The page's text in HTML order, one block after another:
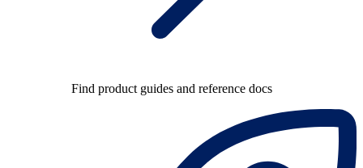
Find product guides and reference docs